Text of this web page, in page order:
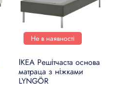
Не в наявності
ІКЕА Решітчаста основа
матраца з ніжками
LYNGÖR